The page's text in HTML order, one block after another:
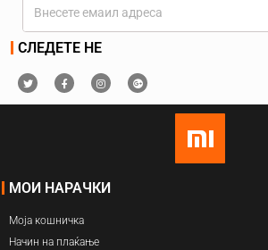
СЛЕДЕТЕ НЕ
МОИ НАРАЧКИ
Моја кошничка
Начин на плаќање